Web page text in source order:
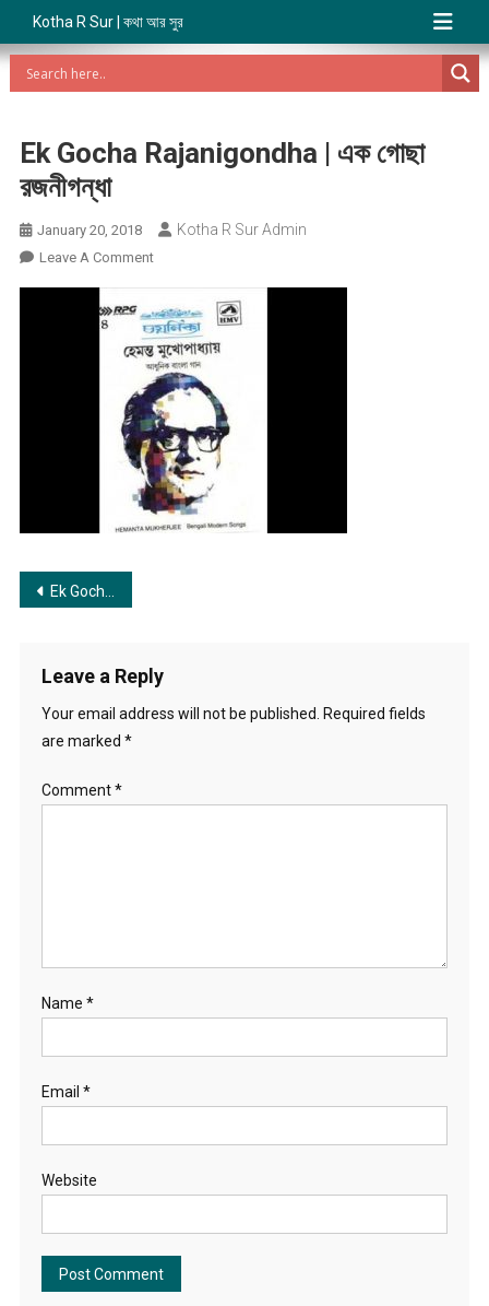
Kotha R Sur | কথা আর সুর
Ek Gocha Rajanigondha | এক গোছা
রজনীগন্ধা
January 20, 2018 Kotha R Sur Admin
Leave A CommentOn
Gocha
Rajanigondha
|
এক
গোছা
রজনীগন্ধা
Post
Ek Gocha Rajanigondha | এক গোছা রজনীগন্ধা
Leave a Reply
Your email address will not be published.
Required fields
are marked *
Comment*
Name *
Email *
Website